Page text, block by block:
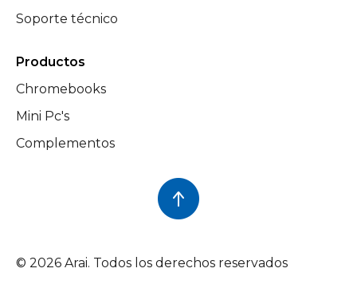
Soporte técnico
Productos
Chromebooks
Mini Pc's
Complementos
© 2026 Arai. Todos los derechos reservados